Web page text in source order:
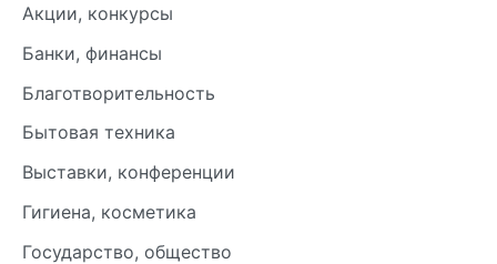
Акции, конкурсы
Банки, финансы
Благотворительность
Бытовая техника
Выставки, конференции
Гигиена, косметика
Государство, общество